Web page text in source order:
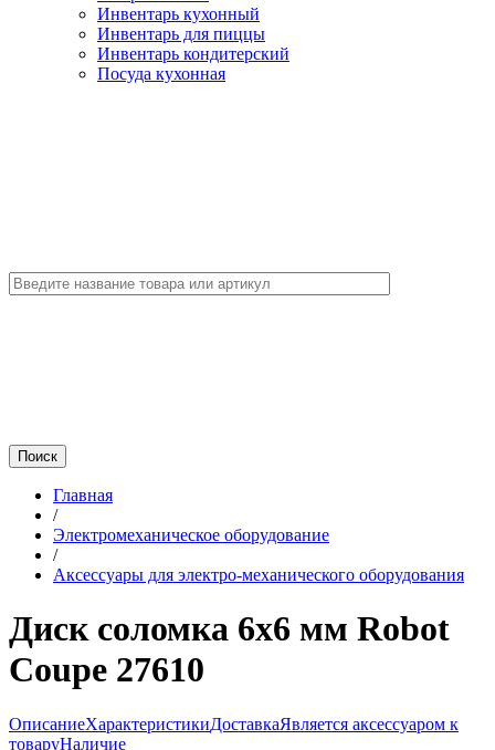
Инвентарь кухонный
Инвентарь для пиццы
Инвентарь кондитерский
Посуда кухонная
Главная
/
Электромеханическое оборудование
/
Аксессуары для электро-механического оборудования
Диск соломка 6х6 мм Robot
Coupe 27610
ОписаниеХарактеристикиДоставкаЯвляется аксессуаром к
товаруНаличие